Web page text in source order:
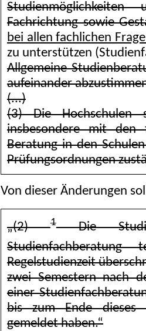
Fachrichtung sowie
bei allen fachlichen
zu unterstützen
Allgemeine
aufeinander
(...)
(3) Die Hochschulen
insbesondere mit
Beratung in den
Prüfungsordnungen
Von dieser Änderungen
„(2)1Die
Regelstudienzeit
zwei Semestern nach
einer
bis zum Ende dieses
gemeldet haben.“